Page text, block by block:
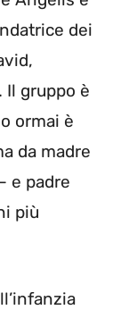
dei
Il gruppo è
ormai è
da madre
e padre
più